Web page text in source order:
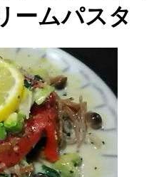
ームパスタ